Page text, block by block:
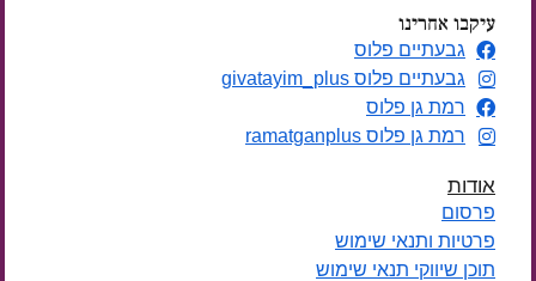
עיקבו אחרינו
גבעתיים פלוס
גבעתיים פלוס givatayim_plus
רמת גן פלוס
רמת גן פלוס ramatganplus
אודות
פרסום
פרטיות ותנאי שימוש
תוכן שיווקי תנאי שימוש